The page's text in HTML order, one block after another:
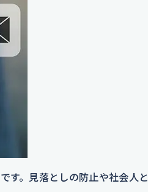
です。見落としの防止や社会人と